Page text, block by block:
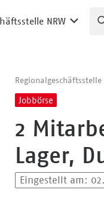
NRW
Regionalgeschäftsstelle
Jobbörse
2
Lager,
Eingestellt am: